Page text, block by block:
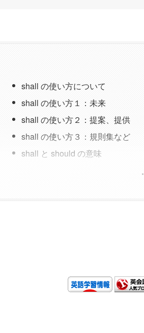
shall の使い方について
shall の使い方１：未来
shall の使い方２：提案、提供
shall の使い方３：規則集など
shall と should の意味